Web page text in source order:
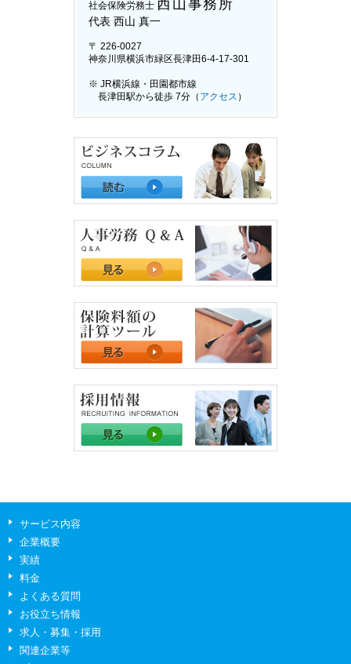
社会保険労務士 西山事務所
代表 西山 真一
〒 226-0027
神奈川県横浜市緑区長津田6-4-17-301
※ JR横浜線・田園都市線
長津田駅から徒歩 7分（ アクセス ）
サービス内容
企業概要
実績
料金
よくある質問
お役立ち情報
求人・募集・採用
関連企業等